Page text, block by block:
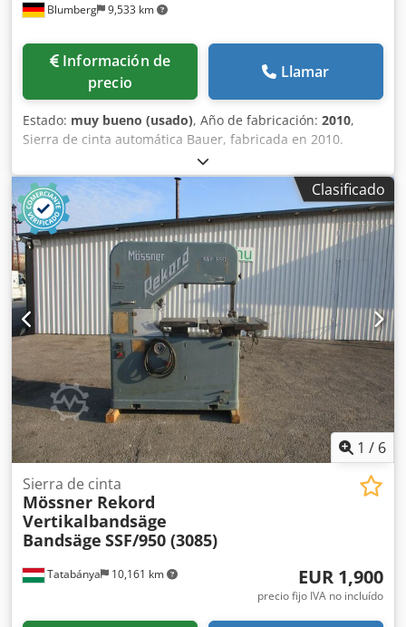
Blumberg 9,533 km
Información de
precio
Llamar
Estado: muy bueno (usado), Año de fabricación: 2010,
Sierra de cinta automática Bauer, fabricada en 2010.
Capacidad de corte circular: 300 mm. Capacidad de corte
plano: 20 x 220 mm. Dkjdpfxszrmfhs Adlsr Longitud de la
hoja de sierra: 3660 x 27 x 0,9 mm.
Clasificado
1 / 6
Tatabánya 10,161 km
Sierra de cinta
Mössner Rekord
Vertikalbandsäge
Bandsäge SSF/950 (3085)
EUR 1,900
precio fijo IVA no incluído